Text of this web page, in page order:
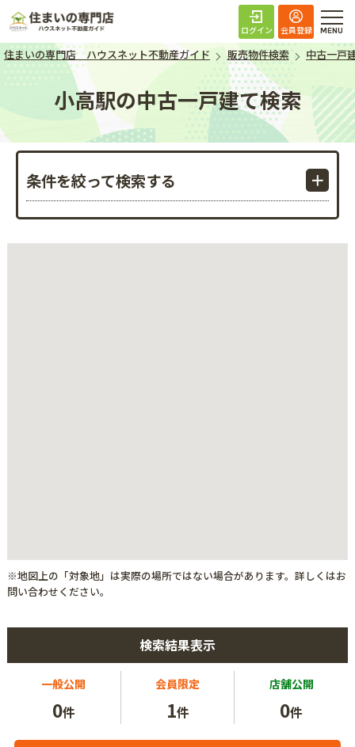
住まいの専門店 ハ
ログイン 会員登録
住まいの専門店 ハウスネット不動産ガイド 販売物件検索 中古一戸
小高駅の中古一戸建て検索
条件を絞って検索する
※地図上の「対象地」は実際の場所ではない場合があります。詳しくはお
問い合わせください。
検索結果表示
一般公開
0件
会員限定
1件
店舗公開
0件